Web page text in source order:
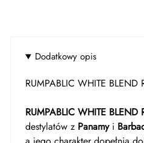
Dodatkowy opis
RUMPABLIC WHITE BLEND
RUMPABLIC WHITE BLEND
destylatów z Panamyi